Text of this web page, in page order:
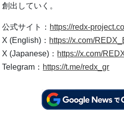
創出していく。
公式サイト： https://redx-
X (English)： https://x.com/
X (Japanese)： https://x.com/
Telegram： https://t.me/redx_gr